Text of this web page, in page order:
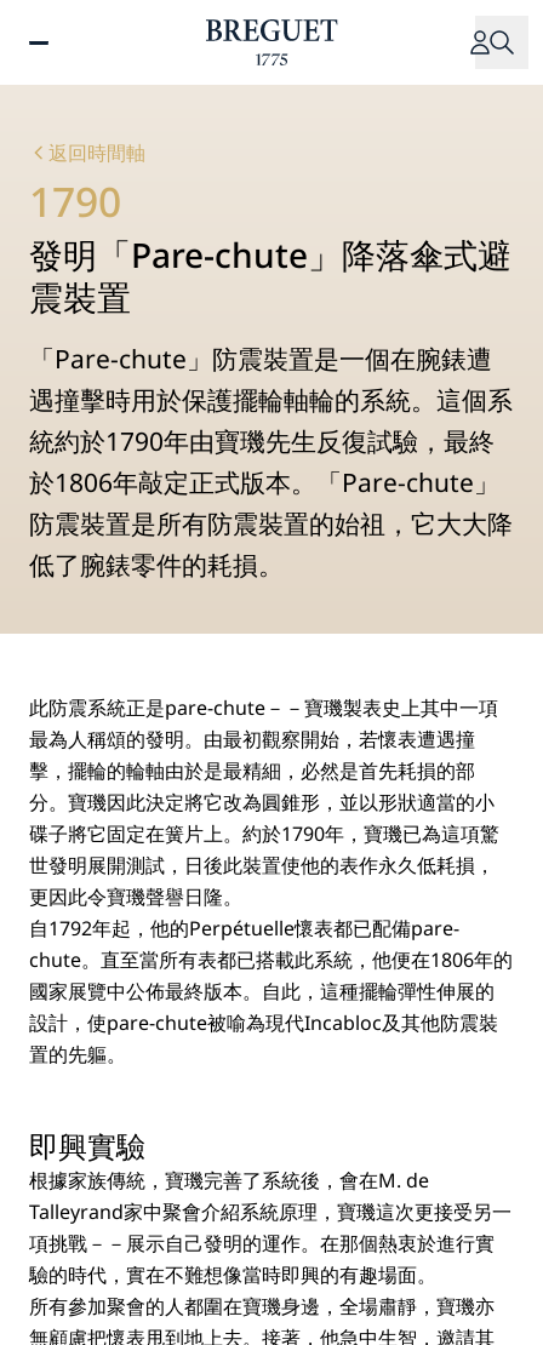
返回時間軸
1790
發明「Pare-chute」降落傘式避
震裝置
「Pare-chute」防震裝置是一個在腕錶遭
遇撞擊時用於保護擺輪軸輪的系統。這個系
統約於1790年由寶璣先生反復試驗，最終
於1806年敲定正式版本。「Pare-chute」
防震裝置是所有防震裝置的始祖，它大大降
低了腕錶零件的耗損。
此防震系統正是pare-chute－－寶璣製表史上其中一項
最為人稱頌的發明。由最初觀察開始，若懷表遭遇撞
擊，擺輪的輪軸由於是最精細，必然是首先耗損的部
分。寶璣因此決定將它改為圓錐形，並以形狀適當的小
碟子將它固定在簧片上。約於1790年，寶璣已為這項驚
世發明展開測試，日後此裝置使他的表作永久低耗損，
更因此令寶璣聲譽日隆。
自1792年起，他的Perpétuelle懷表都已配備pare-
chute。直至當所有表都已搭載此系統，他便在1806年的
國家展覽中公佈最終版本。自此，這種擺輪彈性伸展的
設計，使pare-chute被喻為現代Incabloc及其他防震裝
置的先軀。
即興實驗
根據家族傳統，寶璣完善了系統後，會在M. de
Talleyrand家中聚會介紹系統原理，寶璣這次更接受另一
項挑戰－－展示自己發明的運作。在那個熱衷於進行實
驗的時代，實在不難想像當時即興的有趣場面。
所有參加聚會的人都圍在寶璣身邊，全場肅靜，寶璣亦
無顧慮把懷表甩到地上去。接著，他急中生智，邀請其